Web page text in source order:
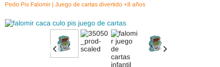
Pedo Pis Falomir | Juego de cartas divertido +8 años